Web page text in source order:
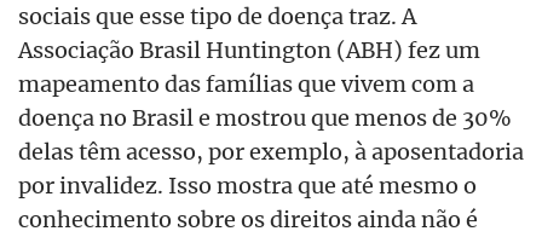
sociais que esse tipo de doença traz. A
Associação Brasil Huntington (ABH) fez um
mapeamento das famílias que vivem com a
doença no Brasil e mostrou que menos de 30%
delas têm acesso, por exemplo, à aposentadoria
por invalidez. Isso mostra que até mesmo o
conhecimento sobre os direitos ainda não é